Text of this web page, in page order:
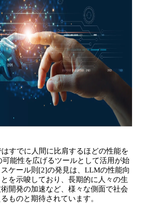
すでに人間に比肩するほどの性能を
能性を広げるツールとして活用が始
ケール則[2]の発見は、LLMの性能向
とを示唆しており、長期的に人々の生
開発の加速など、様々な側面で社会
ものと期待されています。